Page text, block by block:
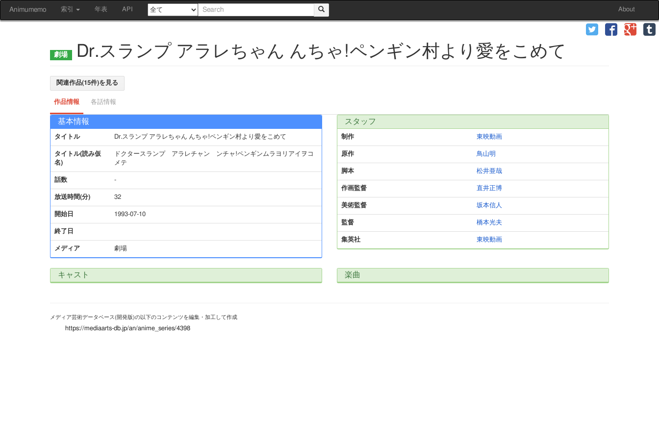
Animumemo 索引 年表 API About
Dr.スランプ アラレちゃん んちゃ!ペンギン村より愛をこめて
関連作品(15件)を見る
作品情報 各話情報
基本情報
タイトル Dr.スランプ アラレちゃん んちゃ!ペンギン村より愛をこめて
タイトル(読み仮
名)
ドクタースランプ アラレチャン ンチャ!ペンギンムラヨリアイヲコ
メテ
話数 -
放送時間(分) 32
開始日 1993-07-10
終了日
メディア 劇場
スタッフ
制作 東映動画
原作 鳥山明
脚本 松井亜哉
作画監督 直井正博
美術監督 坂本信人
監督 橋本光夫
集英社 東映動画
キャスト 楽曲
メディア芸術データベース(開発版)の以下のコンテンツを編集・加工して作成
https://mediaarts-db.jp/an/anime_series/4398